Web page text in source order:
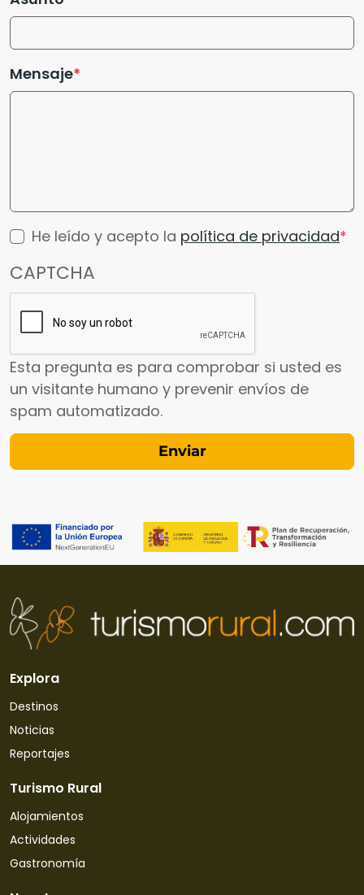
Mensaje
He leído y acepto la política de privacidad
CAPTCHA
Esta pregunta es para comprobar si usted es
un visitante humano y prevenir envíos de
spam automatizado.
Explora
Destinos
Noticias
Reportajes
Turismo Rural
Alojamientos
Actividades
Gastronomía